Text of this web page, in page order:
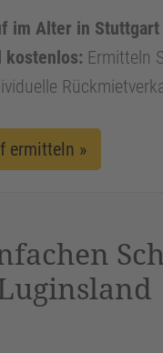
im Alter in
kostenlos: Ermitteln
ermitteln »